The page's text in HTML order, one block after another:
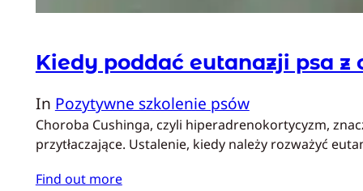
Kiedy poddać eutanazji psa z
In Pozytywne szkolenie psów
Choroba Cushinga, czyli hiperadrenokortycyzm,
przytłaczające. Ustalenie, kiedy należy rozważyć
Find out more